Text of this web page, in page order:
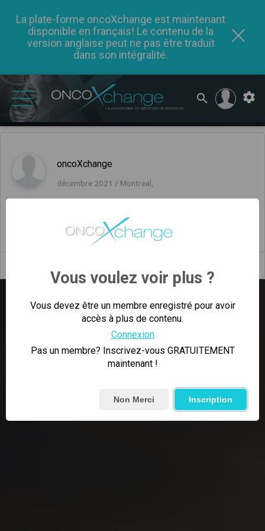
La plate-forme oncoXchange est maintenant
disponible en français! Le contenu de la
version anglaise peut ne pas être traduit
dans son intégralité.
oncoXchange
décembre 2021 / Montreal,
Commentaires(0)
Vous voulez voir plus ?
Vous devez être un membre enregistré pour avoir
accès à plus de contenu.
Connexion
Pas un membre? Inscrivez-vous GRATUITEMENT
maintenant !
Non Merci Inscription